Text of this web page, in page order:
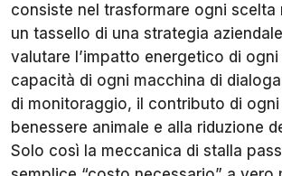
consiste nel trasformare ogni scelta
un tassello di una strategia
valutare l’impatto energetico di
capacità di ogni macchina di
di monitoraggio, il contributo di ogni
benessere animale e alla riduzione
Solo così la meccanica di stalla